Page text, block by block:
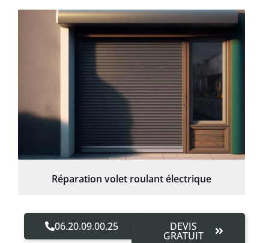
Réparation volet roulant électrique
06.20.09.00.25 DEVIS
GRATUIT